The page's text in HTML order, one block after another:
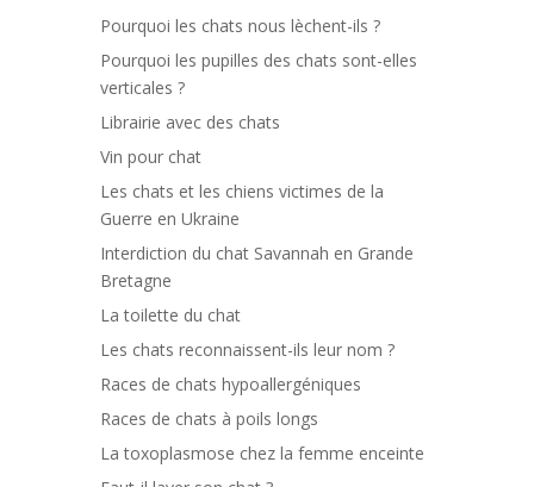
Pourquoi les chats nous lèchent-ils ?
Pourquoi les pupilles des chats sont-elles
verticales ?
Librairie avec des chats
Vin pour chat
Les chats et les chiens victimes de la
Guerre en Ukraine
Interdiction du chat Savannah en Grande
Bretagne
La toilette du chat
Les chats reconnaissent-ils leur nom ?
Races de chats hypoallergéniques
Races de chats à poils longs
La toxoplasmose chez la femme enceinte